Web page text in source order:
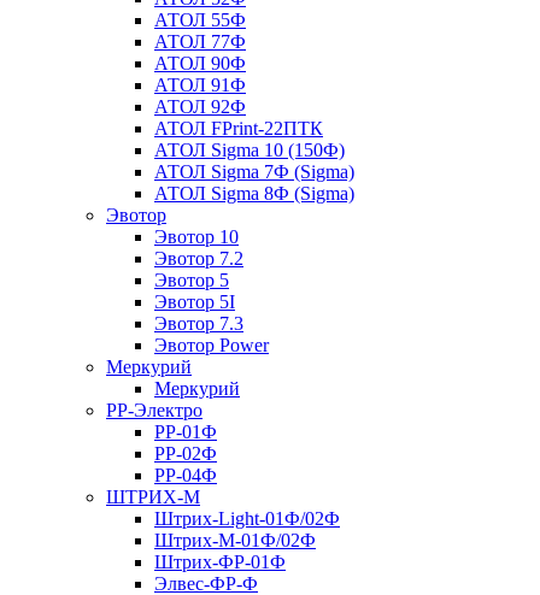
АТОЛ 55Ф
АТОЛ 77Ф
АТОЛ 90Ф
АТОЛ 91Ф
АТОЛ 92Ф
АТОЛ FPrint-22ПТК
АТОЛ Sigma 10 (150Ф)
АТОЛ Sigma 7Ф (Sigma)
АТОЛ Sigma 8Ф (Sigma)
Эвотор
Эвотор 10
Эвотор 7.2
Эвотор 5
Эвотор 5I
Эвотор 7.3
Эвотор Power
Меркурий
Меркурий
РР-Электро
РР-01Ф
РР-02Ф
РР-04Ф
ШТРИХ-М
Штрих-Light-01Ф/02Ф
Штрих-М-01Ф/02Ф
Штрих-ФР-01Ф
Элвес-ФР-Ф